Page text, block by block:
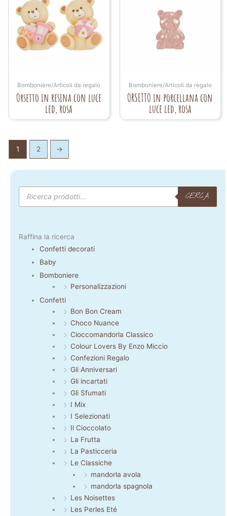
Bomboniere/Articoli da regalo
Orsetto in resina con luce
led, rosa
Bomboniere/Articoli da regalo
ORSETTO in porcellana con
luce led, rosa
1 2 →
Products
search
CERCA
Raffina la ricerca
Confetti decorati
Baby
Bomboniere
Personalizzazioni
Confetti
Bon Bon Cream
Choco Nuance
Cioccomandorla Classico
Colour Lovers By Enzo Miccio
Confezioni Regalo
Gli Anniversari
Gli incartati
Gli Sfumati
I Mix
I Selezionati
Il Cioccolato
La Frutta
La Pasticceria
Le Classiche
mandorla avola
mandorla spagnola
Les Noisettes
Les Perles Eté